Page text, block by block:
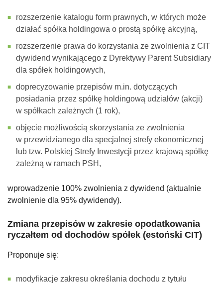
rozszerzenie katalogu form prawnych, w których może
działać spółka holdingowa o prostą spółkę akcyjną,
rozszerzenie prawa do korzystania ze zwolnienia z CIT
dywidend wynikającego z Dyrektywy Parent Subsidiary
dla spółek holdingowych,
doprecyzowanie przepisów m.in. dotyczących
posiadania przez spółkę holdingową udziałów (akcji)
w spółkach zależnych (1 rok),
objęcie możliwością skorzystania ze zwolnienia
w przewidzianego dla specjalnej strefy ekonomicznej
lub tzw. Polskiej Strefy Inwestycji przez krajową spółkę
zależną w ramach PSH,
wprowadzenie 100% zwolnienia z dywidend (aktualnie
zwolnienie dla 95% dywidendy).
Zmiana przepisów w zakresie opodatkowania
ryczałtem od dochodów spółek (estoński CIT)
Proponuje się:
modyfikacje zakresu określania dochodu z tytułu